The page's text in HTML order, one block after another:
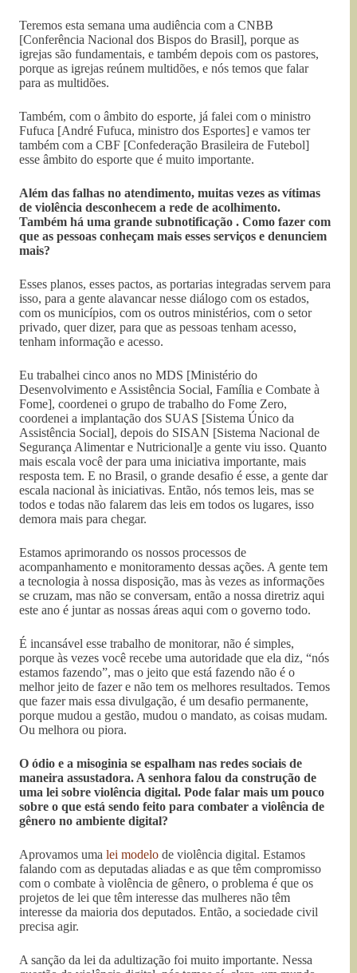
Teremos esta semana uma audiência com a CNBB
[Conferência Nacional dos Bispos do Brasil], porque as
igrejas são fundamentais, e também depois com os pastores,
porque as igrejas reúnem multidões, e nós temos que falar
para as multidões.
Também, com o âmbito do esporte, já falei com o ministro
Fufuca [André Fufuca, ministro dos Esportes] e vamos ter
também com a CBF [Confederação Brasileira de Futebol]
esse âmbito do esporte que é muito importante.
Além das falhas no atendimento, muitas vezes as vítimas
de violência desconhecem a rede de acolhimento.
Também há uma grande subnotificação . Como fazer com
que as pessoas conheçam mais esses serviços e denunciem
mais?
Esses planos, esses pactos, as portarias integradas servem para
isso, para a gente alavancar nesse diálogo com os estados,
com os municípios, com os outros ministérios, com o setor
privado, quer dizer, para que as pessoas tenham acesso,
tenham informação e acesso.
Eu trabalhei cinco anos no MDS [Ministério do
Desenvolvimento e Assistência Social, Família e Combate à
Fome], coordenei o grupo de trabalho do Fome Zero,
coordenei a implantação dos SUAS [Sistema Único da
Assistência Social], depois do SISAN [Sistema Nacional de
Segurança Alimentar e Nutricional]e a gente viu isso. Quanto
mais escala você der para uma iniciativa importante, mais
resposta tem. E no Brasil, o grande desafio é esse, a gente dar
escala nacional às iniciativas. Então, nós temos leis, mas se
todos e todas não falarem das leis em todos os lugares, isso
demora mais para chegar.
Estamos aprimorando os nossos processos de
acompanhamento e monitoramento dessas ações. A gente tem
a tecnologia à nossa disposição, mas às vezes as informações
se cruzam, mas não se conversam, então a nossa diretriz aqui
este ano é juntar as nossas áreas aqui com o governo todo.
É incansável esse trabalho de monitorar, não é simples,
porque às vezes você recebe uma autoridade que ela diz, “nós
estamos fazendo”, mas o jeito que está fazendo não é o
melhor jeito de fazer e não tem os melhores resultados. Temos
que fazer mais essa divulgação, é um desafio permanente,
porque mudou a gestão, mudou o mandato, as coisas mudam.
Ou melhora ou piora.
O ódio e a misoginia se espalham nas redes sociais de
maneira assustadora. A senhora falou da construção de
uma lei sobre violência digital. Pode falar mais um pouco
sobre o que está sendo feito para combater a violência de
gênero no ambiente digital?
Aprovamos uma lei modelo de violência digital. Estamos
falando com as deputadas aliadas e as que têm compromisso
com o combate à violência de gênero, o problema é que os
projetos de lei que têm interesse das mulheres não têm
interesse da maioria dos deputados. Então, a sociedade civil
precisa agir.
A sanção da lei da adultização foi muito importante. Nessa